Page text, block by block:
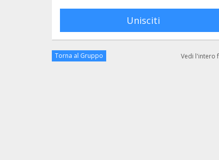
Unisciti
Torna al Gruppo Vedi l'intero